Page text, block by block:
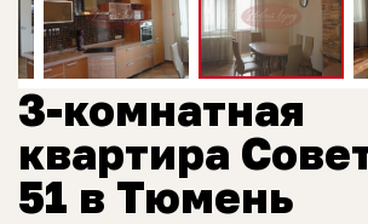
3-комнатная
квартира
51 в Тюмень